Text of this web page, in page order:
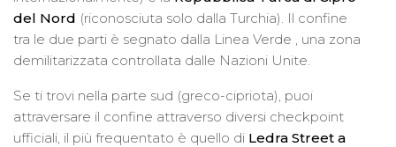
del Nord (riconosciuta solo dalla Turchia). Il confine
tra le due parti è segnato dalla Linea Verde
, una zona
demilitarizzata controllata dalle Nazioni Unite.
Se ti trovi nella parte sud (greco-cipriota), puoi
attraversare il confine attraverso diversi checkpoint
ufficiali, il più frequentato è quello di Ledra Street a